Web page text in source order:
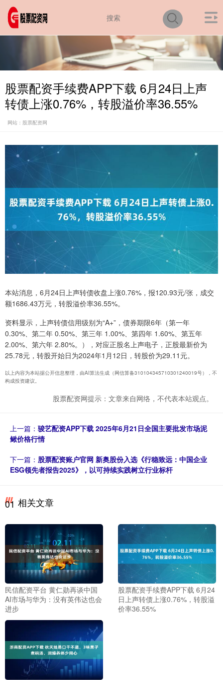
股票配资手续费APP下载 6月24日上声
转债上涨0.76%，转股溢价率36.55%
网站：股票配资网
本站消息，6月24日上声转债收盘上涨0.76%，报120.93元/张，成交
额1686.43万元，转股溢价率36.55%。
资料显示，上声转债信用级别为“A+”，债券期限6年（第一年
0.30%、第二年 0.50%、第三年 1.00%、第四年 1.60%、第五年
2.00%、第六年 2.80%。），对应正股名上声电子，正股最新价为
25.78元，转股开始日为2024年1月12日，转股价为29.11元。
以上内容为本站据公开信息整理，由AI算法生成（网信算备310104345710301240019号），不
构成投资建议。
股票配资网提示：文章来自网络，不代表本站观点。
上一篇： 骏艺配资APP下载 2025年6月21日全国主要批发市场泥
鳅价格行情
下一篇： 股票配资账户官网 新奥股份入选《行稳致远：中国企业
ESG领先者报告2025》，以可持续实践树立行业标杆
01 相关文章
民信配资平台 黄仁勋再谈中国
AI市场与华为：没有英伟达也会
进步
股票配资手续费APP下载 6月24
日上声转债上涨0.76%，转股溢
价率36.55%